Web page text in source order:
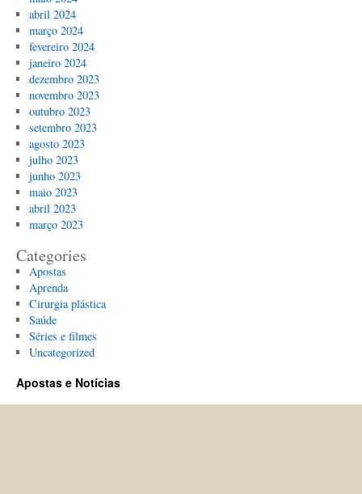
abril 2024
março 2024
fevereiro 2024
janeiro 2024
dezembro 2023
novembro 2023
outubro 2023
setembro 2023
agosto 2023
julho 2023
junho 2023
maio 2023
abril 2023
março 2023
Categories
Apostas
Aprenda
Cirurgia plástica
Saúde
Séries e filmes
Uncategorized
Apostas e Notícias